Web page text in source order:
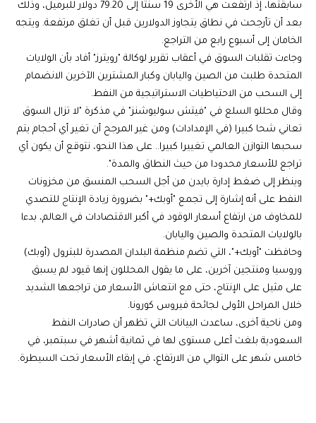
سابقتها، إذ ارتفعت هي الأخرى 19 سنتا إلى 79.20 دولار للبرميل، وذلك
بعد أن تأرجحت في نطاق يتجاوز الدولارين قبل أن تغلق مرتفعة. ويتجه
الخامان إلى أسبوع رابع من التراجع.
وجاءت تقلبات السوق في أعقاب تقرير لوكالة "رويترز" أفاد بأن الولايات
المتحدة طلبت من الصين واليابان وكبار المشترين الآخرين الانضمام
إلى السحب من الاحتياطيات الاستراتيجية من النفط.
وقال محللو السلع في "فيتش سوليوشنز" في مذكرة "لا تزال السوق
تعاني شحا كبيرا (في الإمدادات) ومن غير المرجح أن تغير أي أحجام يتم
سحبها التوازن العالمي تغييرا كبيرا.. على هذا النحو، نتوقع أن يكون أي
تراجع للأسعار محدودا من حيث النطاق والمدة".
وينظر إلى ضغط إدارة بايدن من أجل السحب المنسق من مخزونات
النفط على أنه إشارة إلى تجمع "أوبك+" بضرورة زيادة الإنتاج للتصدي
للمخاوف من ارتفاع أسعار الوقود في أكبر الاقتصادات في العالم، بدءا
بالولايات المتحدة والصين واليابان.
وحافظت "أوبك+"، التي تضم منظمة البلدان المصدرة للبترول (أوبك)
وروسيا ومنتجين آخرين، على ما يقول المحللون إنها قيود لم يسبق
على مثيل على الإنتاج، حتى مع انتعاش الأسعار من تراجعها الشديد
خلال المراحل الأولى لجائحة فيروس كورونا.
ومن ناحية أخرى، ساعدت البيانات التي تظهر أن صادرات النفط
السعودية بلغت أعلى مستوى لها في ثمانية أشهر في سبتمبر، في
خامس شهر على التوالي من الارتفاع، في إبقاء الأسعار تحت السيطرة.